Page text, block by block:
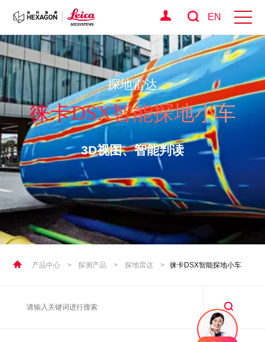
EN
探地雷达
徕卡DSX智能探地小车
3D视图、智能判读
产品中心 > 探测产品 > 探地雷达 > 徕卡DSX智能探地小车